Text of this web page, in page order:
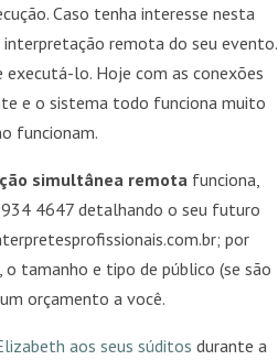
Caso tenha interesse nesta
remota do seu evento.
executá-lo. Hoje com as conexões
e o sistema todo funciona muito
funcionam.
simultânea remota funciona,
4647 detalhando o seu futuro
por
tamanho e tipo de público (se são
orçamento a você.
aos seus súditos durante a